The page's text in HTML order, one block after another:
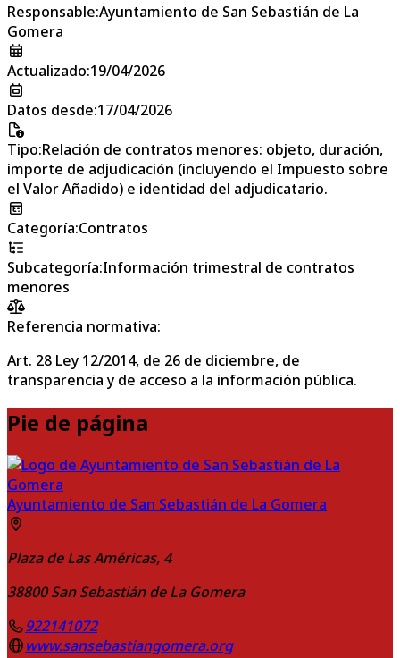
Responsable:Ayuntamiento de San Sebastián de La
Gomera
Actualizado:19/04/2026
Datos desde:17/04/2026
Tipo:Relación de contratos menores: objeto, duración,
importe de adjudicación (incluyendo el Impuesto sobre
el Valor Añadido) e identidad del adjudicatario.
Categoría:Contratos
Subcategoría:Información trimestral de contratos
menores
Referencia normativa:
Art. 28 Ley 12/2014, de 26 de diciembre, de
transparencia y de acceso a la información pública.
Pie de página
Ayuntamiento de San Sebastián de La Gomera
Plaza de Las Américas, 4
38800 San Sebastián de La Gomera
922141072
www.sansebastiangomera.org